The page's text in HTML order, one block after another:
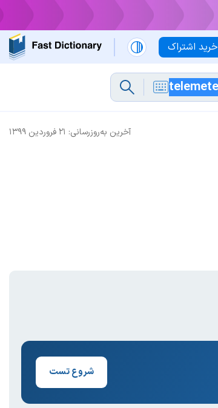
خرید اشتراک
آخرین به‌روزرسانی: ۲۱ فروردین ۱۳۹۹
شروع تست